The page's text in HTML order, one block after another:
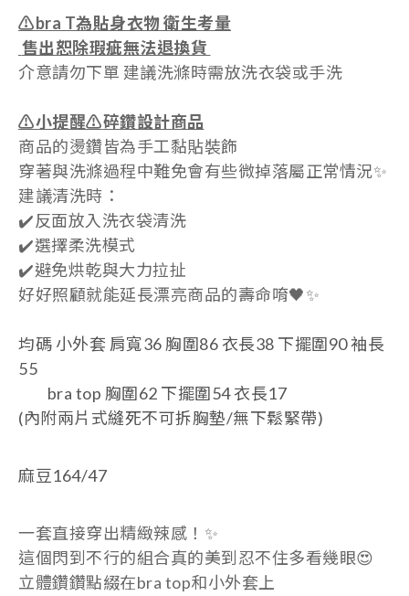
⚠️bra T為貼身衣物 衛生考量
售出恕除瑕疵無法退換貨
介意請勿下單 建議洗滌時需放洗衣袋或手洗
⚠️小提醒⚠️碎鑽設計商品
商品的燙鑽皆為手工黏貼裝飾
穿著與洗滌過程中難免會有些微掉落屬正常情況✨
建議清洗時：
✔️反面放入洗衣袋清洗
✔️選擇柔洗模式
✔️避免烘乾與大力拉扯
好好照顧就能延長漂亮商品的壽命唷🖤✨
均碼 小外套 肩寬36 胸圍86 衣長38 下擺圍90 袖長
55
bra top 胸圍62 下擺圍54 衣長17
(內附兩片式縫死不可拆胸墊/無下鬆緊帶)
麻豆164/47
一套直接穿出精緻辣感！✨
這個閃到不行的組合真的美到忍不住多看幾眼😍
立體鑽鑽點綴在bra top和小外套上